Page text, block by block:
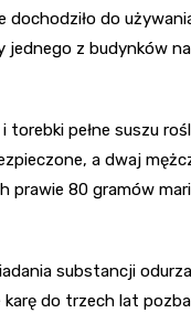
dochodziło do
jednego z budynków
torebki pełne suszu
a dwaj
prawie 80 gramów
substancji
do trzech lat